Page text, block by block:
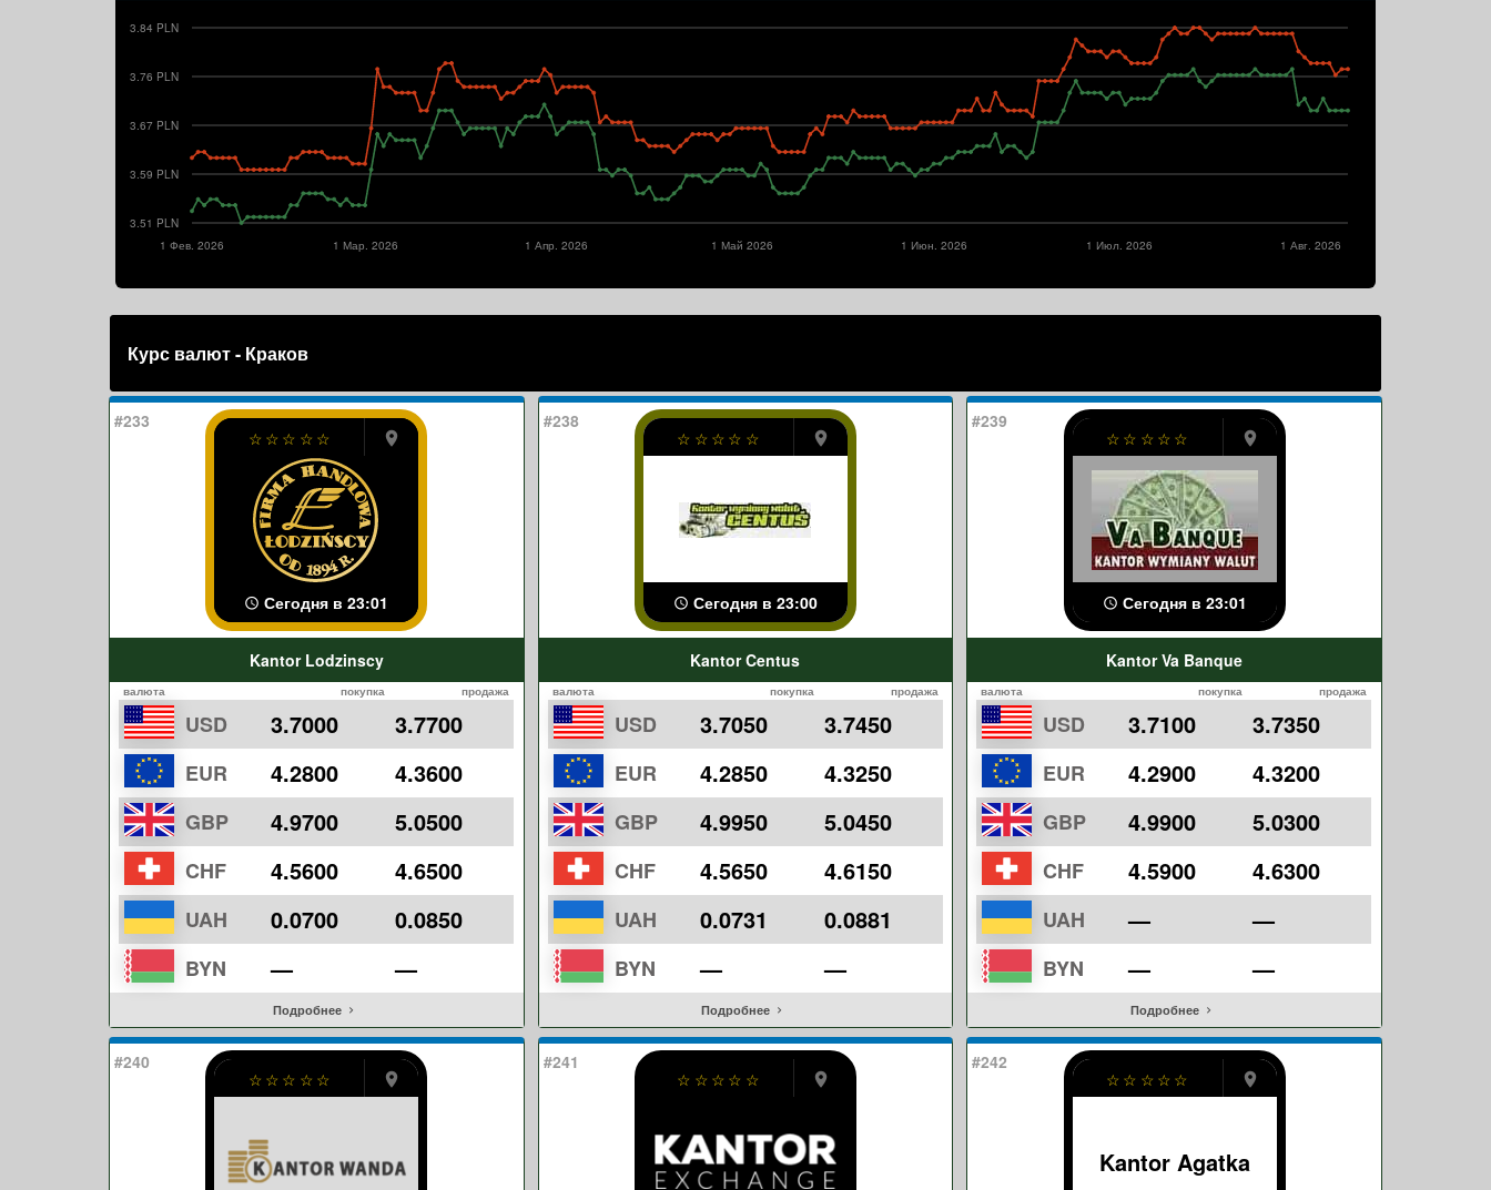
3.51 PLN
3.59 PLN
3.67 PLN
3.76 PLN
3.84 PLN
1 Авг. 2026
1 Июл. 2026
1 Июн. 2026
1 Май 2026
1 Апр. 2026
1 Мар. 2026
1 Фев. 2026
Курс валют - Краков
#233
☆
☆
☆
☆
☆
Сегодня в 23:01
Kantor Lodzinscy
валюта покупка продажа
USD 3.7000 3.7700
EUR 4.2800 4.3600
GBP 4.9700 5.0500
CHF 4.5600 4.6500
UAH 0.0700 0.0850
BYN — —
Подробнее
#238
☆
☆
☆
☆
☆
Сегодня в 23:00
Kantor Centus
валюта покупка продажа
USD 3.7050 3.7450
EUR 4.2850 4.3250
GBP 4.9950 5.0450
CHF 4.5650 4.6150
UAH 0.0731 0.0881
BYN — —
Подробнее
#239
☆
☆
☆
☆
☆
Сегодня в 23:01
Kantor Va Banque
валюта покупка продажа
USD 3.7100 3.7350
EUR 4.2900 4.3200
GBP 4.9900 5.0300
CHF 4.5900 4.6300
UAH — —
BYN — —
Подробнее
#240
☆
☆
☆
☆
☆
#241
☆
☆
☆
☆
☆
#242
☆
☆
☆
☆
☆
Kantor Agatka